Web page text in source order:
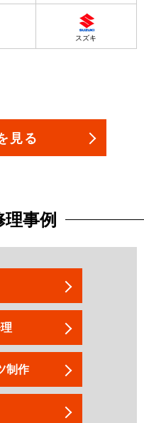
スズキ
見る
事例
制作